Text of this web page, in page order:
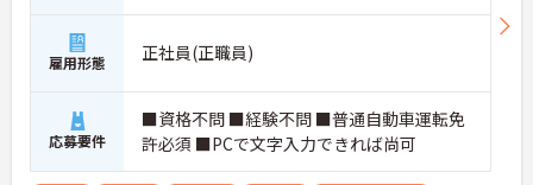
雇用形態 正社員(正職員)
応募要件
■資格不問 ■経験不問 ■普通自動車運転免
許必須 ■PCで文字入力できれば尚可